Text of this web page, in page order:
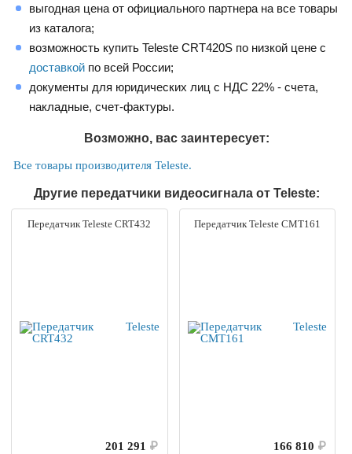
выгодная цена от официального партнера на все товары
из каталога;
возможность купить Teleste CRT420S по низкой цене с
доставкой по всей России;
документы для юридических лиц с НДС 22% - счета,
накладные, счет-фактуры.
Возможно, вас заинтересует:
Все товары производителя Teleste.
Другие передатчики видеосигнала от Teleste:
Передатчик Teleste CRT432
201 291 ₽
Передатчик Teleste CMT161
166 810 ₽